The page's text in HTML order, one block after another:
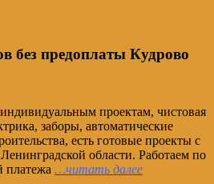
без предоплаты Кудрово
проектам, чистовая
заборы, автоматические
есть готовые проекты с
области. Работаем по
платежа …читать далее